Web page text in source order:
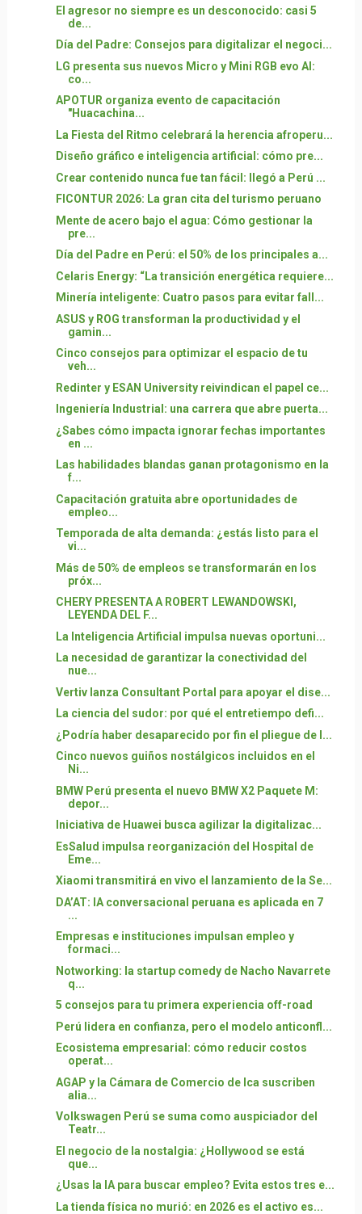
El agresor no siempre es un desconocido: casi 5
de...
Día del Padre: Consejos para digitalizar el negoci...
LG presenta sus nuevos Micro y Mini RGB evo AI:
co...
APOTUR organiza evento de capacitación
"Huacachina...
La Fiesta del Ritmo celebrará la herencia afroperu...
Diseño gráfico e inteligencia artificial: cómo pre...
Crear contenido nunca fue tan fácil: llegó a Perú ...
FICONTUR 2026: La gran cita del turismo peruano
Mente de acero bajo el agua: Cómo gestionar la
pre...
Día del Padre en Perú: el 50% de los principales a...
Celaris Energy: “La transición energética requiere...
Minería inteligente: Cuatro pasos para evitar fall...
ASUS y ROG transforman la productividad y el
gamin...
Cinco consejos para optimizar el espacio de tu
veh...
Redinter y ESAN University reivindican el papel ce...
Ingeniería Industrial: una carrera que abre puerta...
¿Sabes cómo impacta ignorar fechas importantes
en ...
Las habilidades blandas ganan protagonismo en la
f...
Capacitación gratuita abre oportunidades de
empleo...
Temporada de alta demanda: ¿estás listo para el
vi...
Más de 50% de empleos se transformarán en los
próx...
CHERY PRESENTA A ROBERT LEWANDOWSKI,
LEYENDA DEL F...
La Inteligencia Artificial impulsa nuevas oportuni...
La necesidad de garantizar la conectividad del
nue...
Vertiv lanza Consultant Portal para apoyar el dise...
La ciencia del sudor: por qué el entretiempo defi...
¿Podría haber desaparecido por fin el pliegue de l...
Cinco nuevos guiños nostálgicos incluidos en el
Ni...
BMW Perú presenta el nuevo BMW X2 Paquete M:
depor...
Iniciativa de Huawei busca agilizar la digitalizac...
EsSalud impulsa reorganización del Hospital de
Eme...
Xiaomi transmitirá en vivo el lanzamiento de la Se...
DA’AT: IA conversacional peruana es aplicada en 7
...
Empresas e instituciones impulsan empleo y
formaci...
Notworking: la startup comedy de Nacho Navarrete
q...
5 consejos para tu primera experiencia off-road
Perú lidera en confianza, pero el modelo anticonfl...
Ecosistema empresarial: cómo reducir costos
operat...
AGAP y la Cámara de Comercio de Ica suscriben
alia...
Volkswagen Perú se suma como auspiciador del
Teatr...
El negocio de la nostalgia: ¿Hollywood se está
que...
¿Usas la IA para buscar empleo? Evita estos tres e...
La tienda física no murió: en 2026 es el activo es...